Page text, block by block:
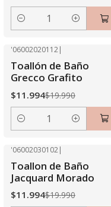
Cantidad
'06002020112|
Toallón de Baño
Grecco Grafito
$11.994$19.990
Cantidad
'06002030102|
Toallon de Baño
Jacquard Morado
$11.994$19.990